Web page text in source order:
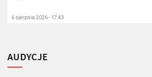
6 sierpnia 2026 - 17:43
AUDYCJE